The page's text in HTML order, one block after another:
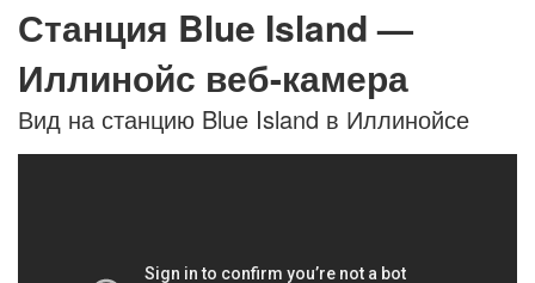
Станция Blue Island —
Иллинойс веб-камера
Вид на станцию Blue Island в Иллинойсе